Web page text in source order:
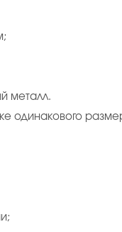
металл.
одинакового